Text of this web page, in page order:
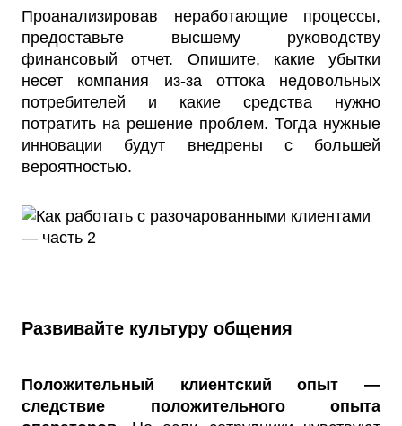
Проанализировав неработающие процессы,
предоставьте высшему руководству
финансовый отчет. Опишите, какие убытки
несет компания из-за оттока недовольных
потребителей и какие средства нужно
потратить на решение проблем. Тогда нужные
инновации будут внедрены с большей
вероятностью.
Развивайте культуру общения
Положительный клиентский опыт —
следствие положительного опыта